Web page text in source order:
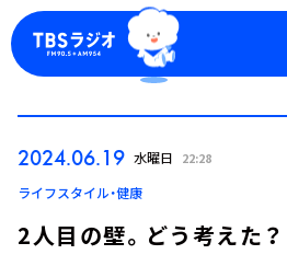
ログイン
2024.06.19 水曜日 22:28
ライフスタイル・健康
2人目の壁。どう考えた？